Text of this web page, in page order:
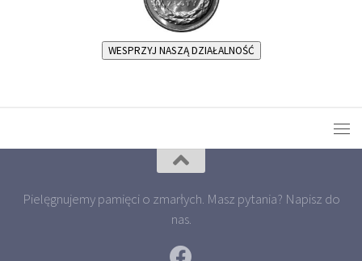
WESPRZYJ NASZĄ DZIAŁALNOŚĆ
Pielęgnujemy pamięci o zmarłych. Masz pytania? Napisz do
nas.